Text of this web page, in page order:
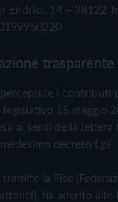
Endrici, 14 – 38122
trasparente
i contributi
15 maggio
ai sensi della lettera
decreto Lgs.
la Fisc
ha aderito allo